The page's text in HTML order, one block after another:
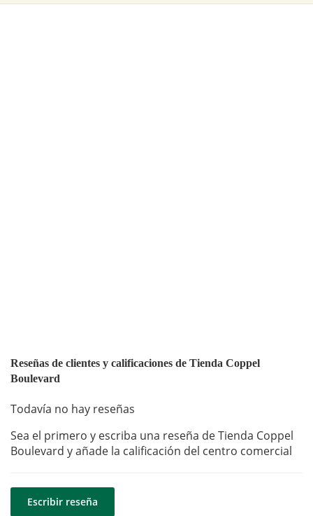
Reseñas de clientes y calificaciones de Tienda Coppel
Boulevard
Todavía no hay reseñas
Sea el primero y escriba una reseña de Tienda Coppel
Boulevard y añade la calificación del centro comercial
Escribir reseña